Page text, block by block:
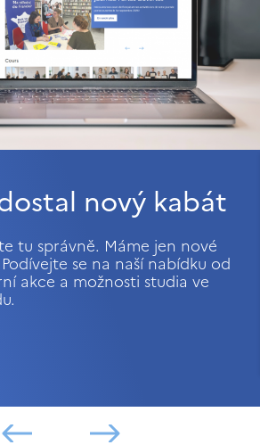
nový kabát
tu správně. Máme jen nové
se na naší nabídku od
akce a možnosti studia ve